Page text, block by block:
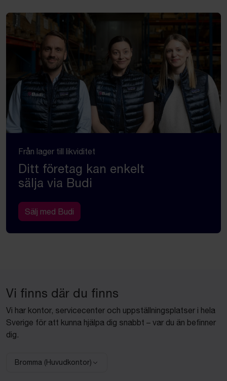
Från lager till likviditet
Ditt företag kan enkelt
sälja via Budi
Sälj med Budi
Vi finns där du finns
Vi har kontor, servicecenter och uppställningsplatser i hela
Sverige för att kunna hjälpa dig snabbt – var du än befinner
dig.
Välj anläggning:
Bromma (Huvudkontor)